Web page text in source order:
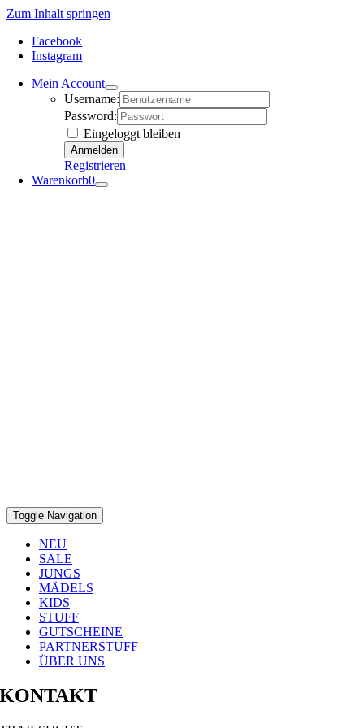
Zum Inhalt springen
Facebook
Instagram
Mein Account
Username:
Password:
Eingeloggt bleiben
Registrieren
Warenkorb0
Toggle Navigation
NEU
SALE
JUNGS
MÄDELS
KIDS
STUFF
GUTSCHEINE
PARTNERSTUFF
ÜBER UNS
KONTAKT